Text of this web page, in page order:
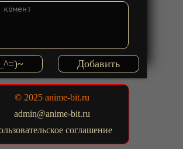
© 2025 anime-bit.ru
admin@anime-bit.ru
соглашение